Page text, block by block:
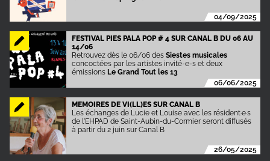
04/09/2025
FESTIVAL PIES PALA POP # 4 SUR CANAL B DU 06 AU
14/06
Retrouvez dès le 06/06 desSiestes musicales
concoctées par les artistes invité-e-s et deux
émissions Le Grand Tout les 13
06/06/2025
MEMOIRES DE VI(LL)ES SUR CANAL B
Les échanges de Lucie et Louise avec les résident·e·s
de l'EHPAD de Saint-Aubin-du-Cormier seront diffusés
à partir du 2 juin sur Canal B
26/05/2025